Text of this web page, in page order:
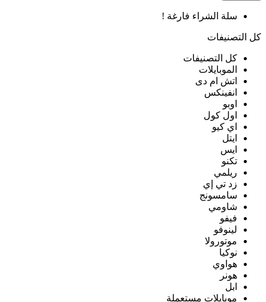
سلة الشراء فارغة !
كل التصنيفات
كل التصنيفات
الموبايلات
اتش ام دى
انفينكس
اوبو
اول كول
اي كيو
ايتل
ايس
تكنو
ريلمي
زد تي إي
سامسونج
شاومي
فيفو
لينوفو
موتورولا
نوكيا
هواوي
هونر
ابل
موبايلات مستعملة